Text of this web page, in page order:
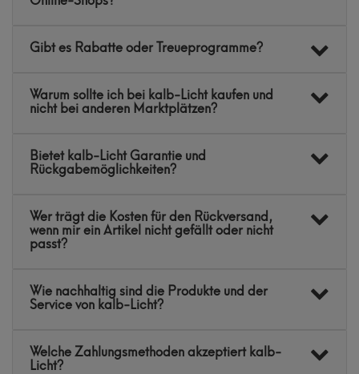
Gibt es Rabatte oder Treueprogramme?
Warum sollte ich bei kalb-Licht kaufen und
nicht bei anderen Marktplätzen?
Bietet kalb-Licht Garantie und
Rückgabemöglichkeiten?
Wer trägt die Kosten für den Rückversand,
wenn mir ein Artikel nicht gefällt oder nicht
passt?
Wie nachhaltig sind die Produkte und der
Service von kalb-Licht?
Welche Zahlungsmethoden akzeptiert kalb-
Licht?